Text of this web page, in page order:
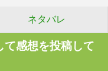
ネタバレ
て感想を投稿して